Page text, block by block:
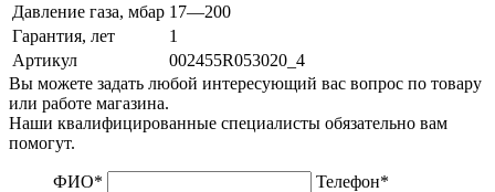
Давление газа, мбар 17—200
Гарантия, лет
1
Артикул
002455R053020_4
Вы можете задать любой интересующий вас вопрос по товару
или работе магазина.
Наши квалифицированные специалисты обязательно вам
помогут.
ФИО* Телефон*